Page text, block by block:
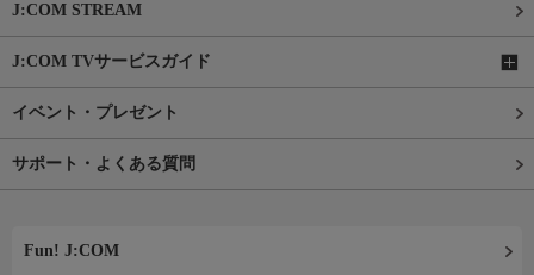
J:COM STREAM
J:COM TVサービスガイド
イベント・プレゼント
サポート・よくある質問
Fun! J:COM